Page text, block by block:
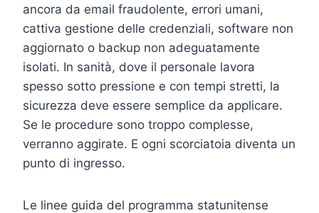
ancora da email fraudolente, errori umani,
cattiva gestione delle credenziali, software non
aggiornato o backup non adeguatamente
isolati. In sanità, dove il personale lavora
spesso sotto pressione e con tempi stretti, la
sicurezza deve essere semplice da applicare.
Se le procedure sono troppo complesse,
verranno aggirate. E ogni scorciatoia diventa un
punto di ingresso.
Le linee guida del programma statunitense